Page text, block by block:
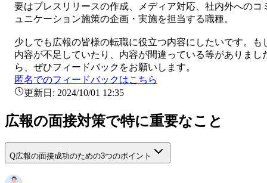
要はプレスリリースの作成、メディア対応、社内外へのコ
ュニケーション施策の企画・実施を担当する職種。
少しでも 広報の皆様の転職に役立つ内容にしたいです。も
内容が不足していたり、内容が間違っている等がありまし
ら、ぜひフィードバックをお願いします。
匿名でのフィードバックはこちら
更新日: 2024/10/01 12:35
広報の面接対策で特に重要なこと
Q広報の面接成功のための3つのポイント